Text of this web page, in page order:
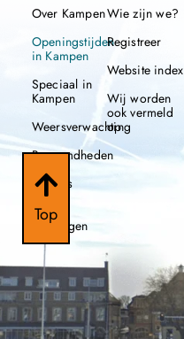
Top
Over Kampen
Openingstijden
in Kampen
Speciaal in
Kampen
Weersverwachting
Beroemdheden
Nieuws
112
meldingen
Wie zijn we?
Registreer
Website index
Wij worden
ook vermeld
op